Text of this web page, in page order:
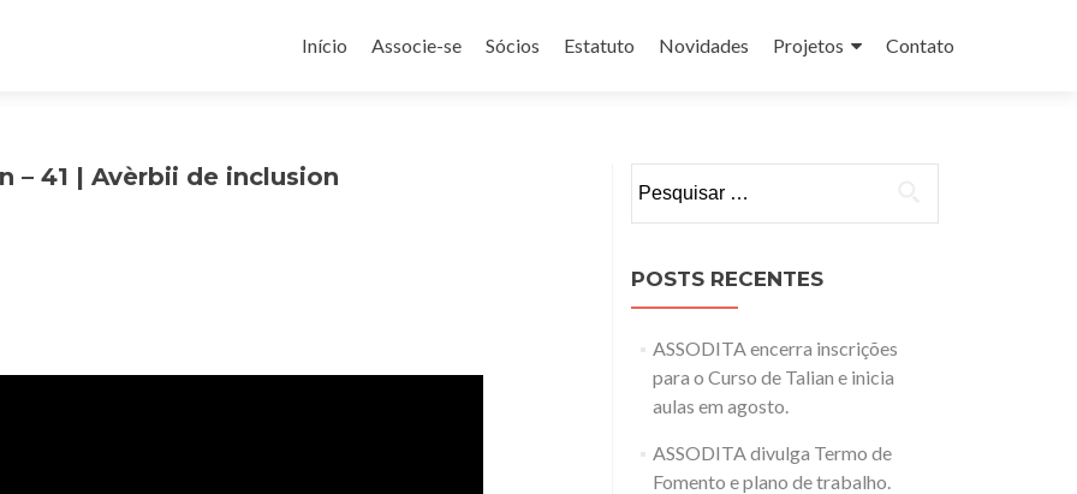
para
Início Associe-se Sócios Estatuto Novidades Projetos Contato
– 41 | Avèrbii de inclusion
por:
POSTS RECENTES
ASSODITA encerra inscrições
para o Curso de Talian e inicia
aulas em agosto.
ASSODITA divulga Termo de
Fomento e plano de trabalho.